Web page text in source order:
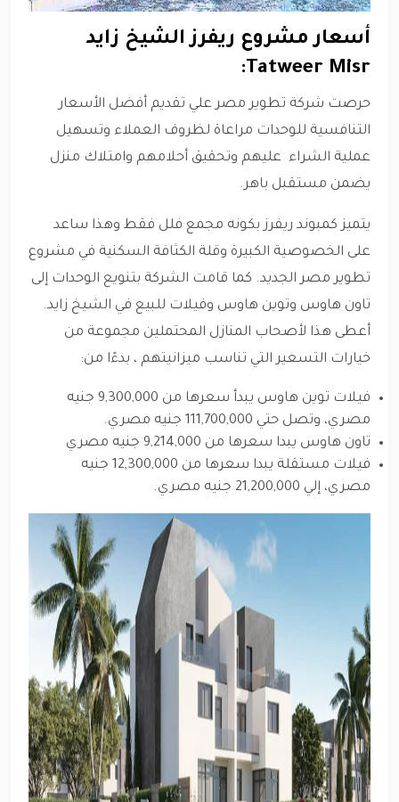
أسعار مشروع ريفرز الشيخ زايد
Tatweer Misr:
حرصت شركة تطوير مصر علي تقديم أفضل الأسعار
التنافسية للوحدات مراعاة لظروف العملاء وتسهيل
عملية الشراء عليهم وتحقيق أحلامهم وامتلاك منزل
يضمن مستقبل باهر.
يتميز كمبوند ريفرز بكونه مجمع فلل فقط وهذا ساعد
على الخصوصية الكبيرة وقلة الكثافة السكنية في مشروع
تطوير مصر الجديد. كما قامت الشركة بتنويع الوحدات إلى
تاون هاوس وتوين هاوس وفيلات للبيع في الشيخ زايد.
أعطى هذا لأصحاب المنازل المحتملين مجموعة من
خيارات التسعير التي تناسب ميزانيتهم ، بدءًا من:
فيلات توين هاوس يبدأ سعرها من 9,300,000 جنيه
مصري، وتصل حتي 111,700,000 جنيه مصري.
تاون هاوس يبدا سعرها من 9,214,000 جنيه مصري
فيلات مستقلة يبدا سعرها من 12,300,000 جنيه
مصري، إلي 21,200,000 جنيه مصري.